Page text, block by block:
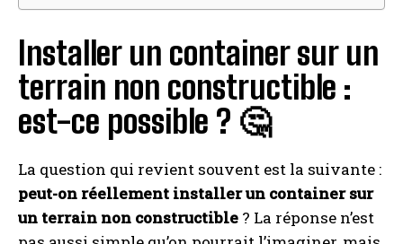
Installer un container sur un
terrain non constructible :
est-ce possible ? 🤔
La question qui revient souvent est la suivante :
peut-on réellement installer un container sur
un terrain non constructible ? La réponse n’est